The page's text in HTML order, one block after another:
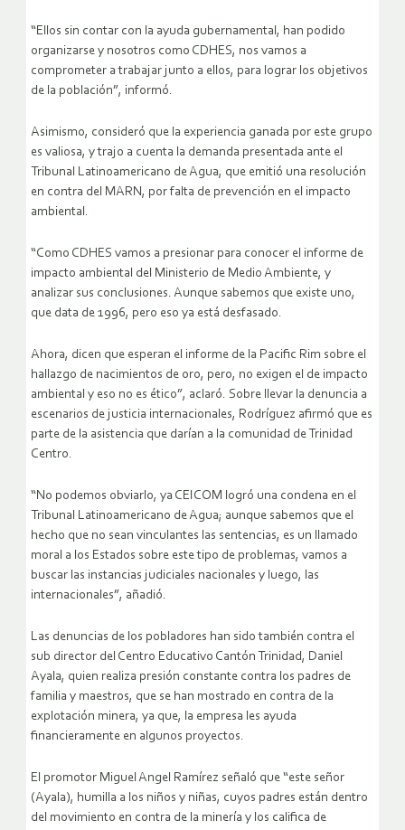
“Ellos sin contar con la ayuda gubernamental, han podido
organizarse y nosotros como CDHES, nos vamos a
comprometer a trabajar junto a ellos, para lograr los objetivos
de la población”, informó.
Asimismo, consideró que la experiencia ganada por este grupo
es valiosa, y trajo a cuenta la demanda presentada ante el
Tribunal Latinoamericano de Agua, que emitió una resolución
en contra del MARN, por falta de prevención en el impacto
ambiental.
“Como CDHES vamos a presionar para conocer el informe de
impacto ambiental del Ministerio de Medio Ambiente, y
analizar sus conclusiones. Aunque sabemos que existe uno,
que data de 1996, pero eso ya está desfasado.
Ahora, dicen que esperan el informe de la Pacific Rim sobre el
hallazgo de nacimientos de oro, pero, no exigen el de impacto
ambiental y eso no es ético”, aclaró. Sobre llevar la denuncia a
escenarios de justicia internacionales, Rodríguez afirmó que es
parte de la asistencia que darían a la comunidad de Trinidad
Centro.
“No podemos obviarlo, ya CEICOM logró una condena en el
Tribunal Latinoamericano de Agua; aunque sabemos que el
hecho que no sean vinculantes las sentencias, es un llamado
moral a los Estados sobre este tipo de problemas, vamos a
buscar las instancias judiciales nacionales y luego, las
internacionales”, añadió.
Las denuncias de los pobladores han sido también contra el
sub director del Centro Educativo Cantón Trinidad, Daniel
Ayala, quien realiza presión constante contra los padres de
familia y maestros, que se han mostrado en contra de la
explotación minera, ya que, la empresa les ayuda
financieramente en algunos proyectos.
El promotor Miguel Angel Ramírez señaló que “este señor
(Ayala), humilla a los niños y niñas, cuyos padres están dentro
del movimiento en contra de la minería y los califica de